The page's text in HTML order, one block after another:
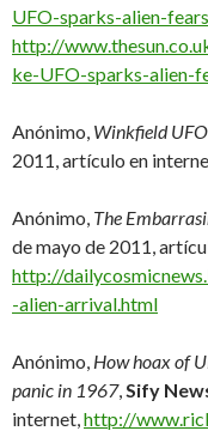
UFO-sparks-alien-
http://
ke-UFO-sparks-alien-
Anónimo, Winkfield
2011, artículo en
Anónimo, The
de mayo de 2011,
http://
-alien-arrival.html
Anónimo, How hoax of
panic in 1967,Sify
internet,http://